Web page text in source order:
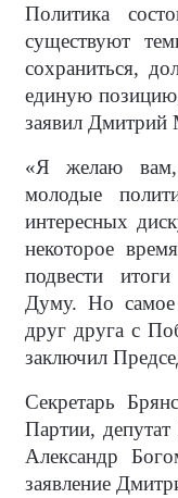
Политика
существуют
сохраниться,
единую
заявил Дмитрий
«Я желаю вам,
молодые
интересных
некоторое
подвести
Думу. Но
друг друга с
заключил
Секретарь
Партии,
Александр
заявление